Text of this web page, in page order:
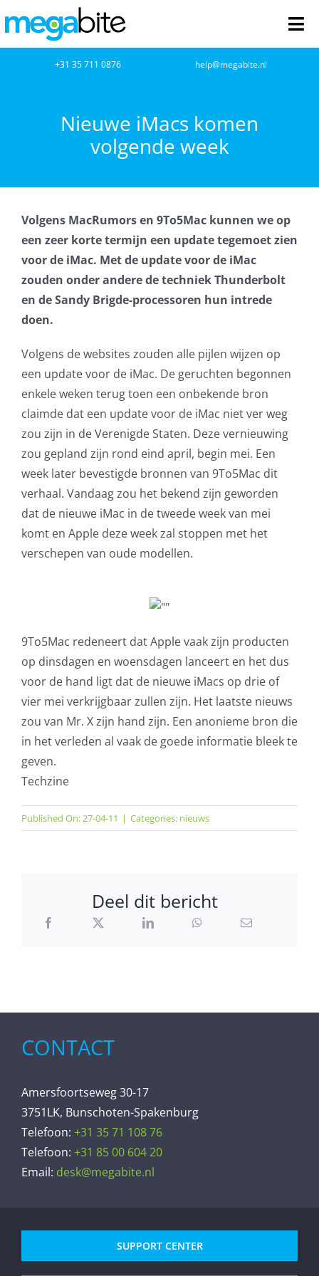
naar
inhoud
Netwerkbeheer
Cloud Computing
VOIP
Microsoft NCE
Office365
Glasvezelverbindingen
Microsoft software licenties
SLA overeenkomsten
Remote Help
+31 35 711 0876 help@megabite.nl
Nieuwe iMacs komen
volgende week
Volgens MacRumors en 9To5Mac kunnen we op
een zeer korte termijn een update tegemoet zien
voor de iMac. Met de update voor de iMac
zouden onder andere de techniek Thunderbolt
en de Sandy Brigde-processoren hun intrede
doen.
Volgens de websites zouden alle pijlen wijzen op
een update voor de iMac. De geruchten begonnen
enkele weken terug toen een onbekende bron
claimde dat een update voor de iMac niet ver weg
zou zijn in de Verenigde Staten. Deze vernieuwing
zou gepland zijn rond eind april, begin mei. Een
week later bevestigde bronnen van 9To5Mac dit
verhaal. Vandaag zou het bekend zijn geworden
dat de nieuwe iMac in de tweede week van mei
komt en Apple deze week zal stoppen met het
verschepen van oude modellen.
9To5Mac redeneert dat Apple vaak zijn producten
op dinsdagen en woensdagen lanceert en het dus
voor de hand ligt dat de nieuwe iMacs op drie of
vier mei verkrijgbaar zullen zijn. Het laatste nieuws
zou van Mr. X zijn hand zijn. Een anonieme bron die
in het verleden al vaak de goede informatie bleek te
geven.
Techzine
Published On: 27-04-11 | Categories: nieuws
Deel dit bericht
CONTACT
Amersfoortseweg 30-17
3751LK, Bunschoten-Spakenburg
Telefoon: +31 35 71 108 76
Telefoon: +31 85 00 604 20
Email: desk@megabite.nl
SUPPORT CENTER